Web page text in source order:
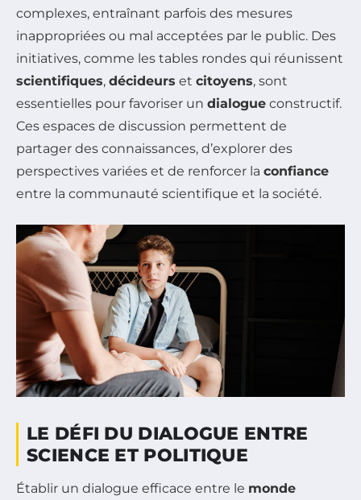
complexes, entraînant parfois des mesures
inappropriées ou mal acceptées par le public. Des
initiatives, comme les tables rondes qui réunissent
scientifiques, décideurs et citoyens, sont
essentielles pour favoriser un dialogue constructif.
Ces espaces de discussion permettent de
partager des connaissances, d’explorer des
perspectives variées et de renforcer la confiance
entre la communauté scientifique et la société.
LE DÉFI DU DIALOGUE ENTRE
SCIENCE ET POLITIQUE
Établir un dialogue efficace entre le monde